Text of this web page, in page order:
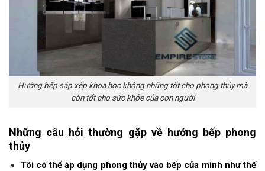
Hướng bếp sắp xếp khoa học không những tốt cho phong thủy mà
còn tốt cho sức khỏe của con người
Những câu hỏi thường gặp về hướng bếp phong
thủy
Tôi có thể áp dụng phong thủy vào bếp của mình như thế